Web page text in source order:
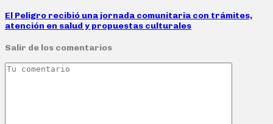
El Peligro recibió una jornada comunitaria con trámites,
atención en salud y propuestas culturales
Salir de los comentarios